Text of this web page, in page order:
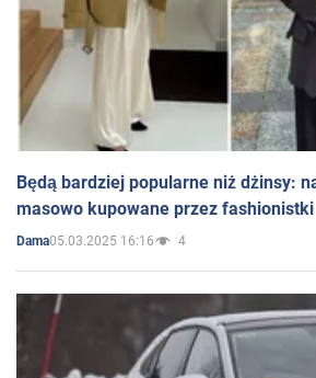
Będą bardziej popularne niż dżinsy:
masowo kupowane przez fashionistki
Dama05.03.2025 16:16 4